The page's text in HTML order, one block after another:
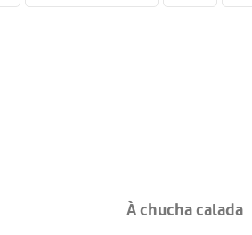
À chucha calada